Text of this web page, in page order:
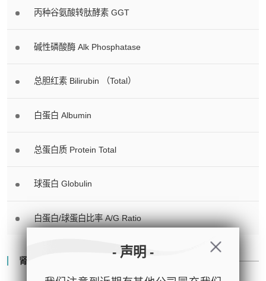
丙种谷氨酸转肽酵素 GGT
碱性磷酸酶 Alk Phosphatase
总胆红素 Bilirubin （Total）
白蛋白 Albumin
总蛋白质 Protein Total
球蛋白 Globulin
白蛋白/球蛋白比率 A/G Ratio
肾功能 Renal Function Study
- 声明 -